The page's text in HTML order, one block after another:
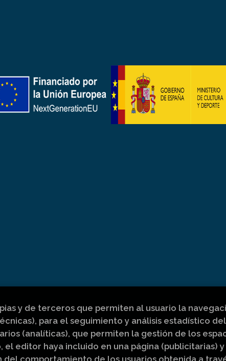
y de terceros que permiten al usuario la
para el seguimiento y análisis estadístico del
(analíticas), que permiten la gestión de los
el editor haya incluido en una página (publicitarias)
comportamiento de los usuarios obtenida a